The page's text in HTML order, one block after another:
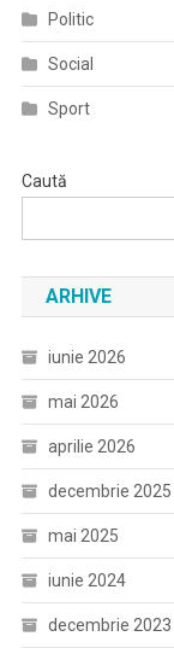
Politic
Social
Sport
Caută
ARHIVE
iunie 2026
mai 2026
aprilie 2026
decembrie 2025
mai 2025
iunie 2024
decembrie 2023